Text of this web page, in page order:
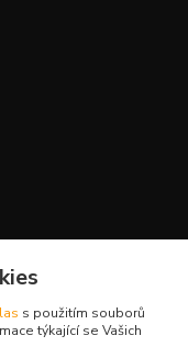
s použitím souborů
týkající se Vašich